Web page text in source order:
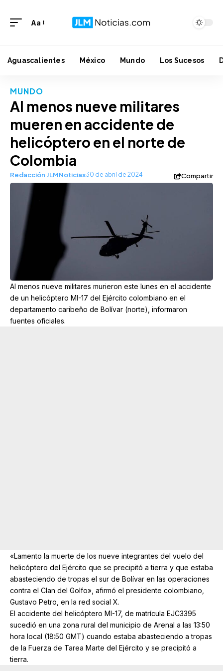
Aa
Aguascalientes México Mundo Los Sucesos
MUNDO
Al menos nueve militares
mueren en accidente de
helicóptero en el norte de
Colombia
Redacción JLMNoticias30 de abril de 2024 Compartir
Al menos nueve militares murieron este lunes en el accidente
de un helicóptero MI-17 del Ejército colombiano en el
departamento caribeño de Bolívar (norte), informaron
fuentes oficiales.
«Lamento la muerte de los nueve integrantes del vuelo del
helicóptero del Ejército que se precipitó a tierra y que estaba
abasteciendo de tropas el sur de Bolívar en las operaciones
contra el Clan del Golfo», afirmó el presidente colombiano,
Gustavo Petro, en la red social X.
El accidente del helicóptero MI-17, de matrícula EJC3395
sucedió en una zona rural del municipio de Arenal a las 13:50
hora local (18:50 GMT) cuando estaba abasteciendo a tropas
de la Fuerza de Tarea Marte del Ejército y se precipitó a
tierra.